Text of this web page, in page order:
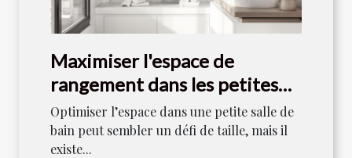
Maximiser l'espace de
rangement dans les petites
salles de bain
Optimiser l’espace dans une petite salle de
bain peut sembler un défi de taille, mais il
existe...